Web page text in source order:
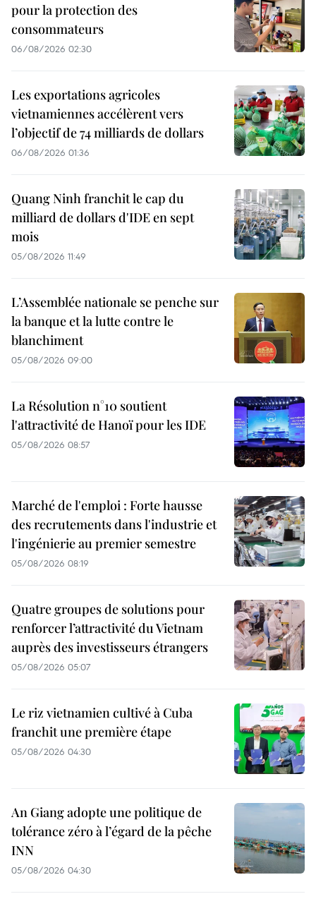
pour la protection des
consommateurs
06/08/2026 02:30
Les exportations agricoles
vietnamiennes accélèrent vers
l’objectif de 74 milliards de dollars
06/08/2026 01:36
Quang Ninh franchit le cap du
milliard de dollars d'IDE en sept
mois
05/08/2026 11:49
L’Assemblée nationale se penche sur
la banque et la lutte contre le
blanchiment
05/08/2026 09:00
La Résolution n°10 soutient
l'attractivité de Hanoï pour les IDE
05/08/2026 08:57
Marché de l'emploi : Forte hausse
des recrutements dans l'industrie et
l'ingénierie au premier semestre
05/08/2026 08:19
Quatre groupes de solutions pour
renforcer l’attractivité du Vietnam
auprès des investisseurs étrangers
05/08/2026 05:07
Le riz vietnamien cultivé à Cuba
franchit une première étape
05/08/2026 04:30
An Giang adopte une politique de
tolérance zéro à l’égard de la pêche
INN
05/08/2026 04:30